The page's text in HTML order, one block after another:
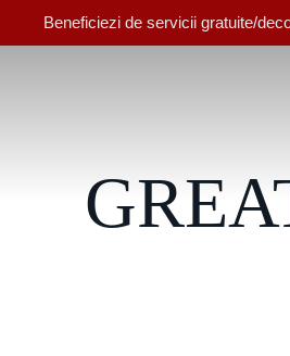
Beneficiezi de servicii gratuite/